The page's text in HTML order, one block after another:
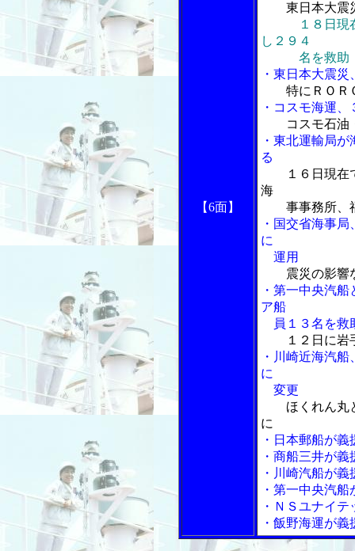
【6面】
東日本大震
１８日
し２９４
名を救助
・東日本大震
特にＲＯＲ
・コスモ海運
コスモ石油
・東北運輸局
る
１６日現
海
事事務所、福
・国交省海事
に
運用
震災の影響
・第一中央汽
ア船
員１３名を救
１２日に岩
・川崎近海汽
に
変更
ほくれん丸
に
・日本郵船が
・商船三井が
・川崎汽船が
・第一中央汽
・ＮＳユナイ
・飯野海運が